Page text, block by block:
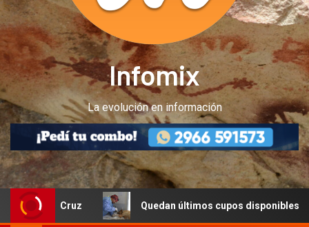
Infomix
La evolución en información
Cruz Quedan últimos cupos disponibles para